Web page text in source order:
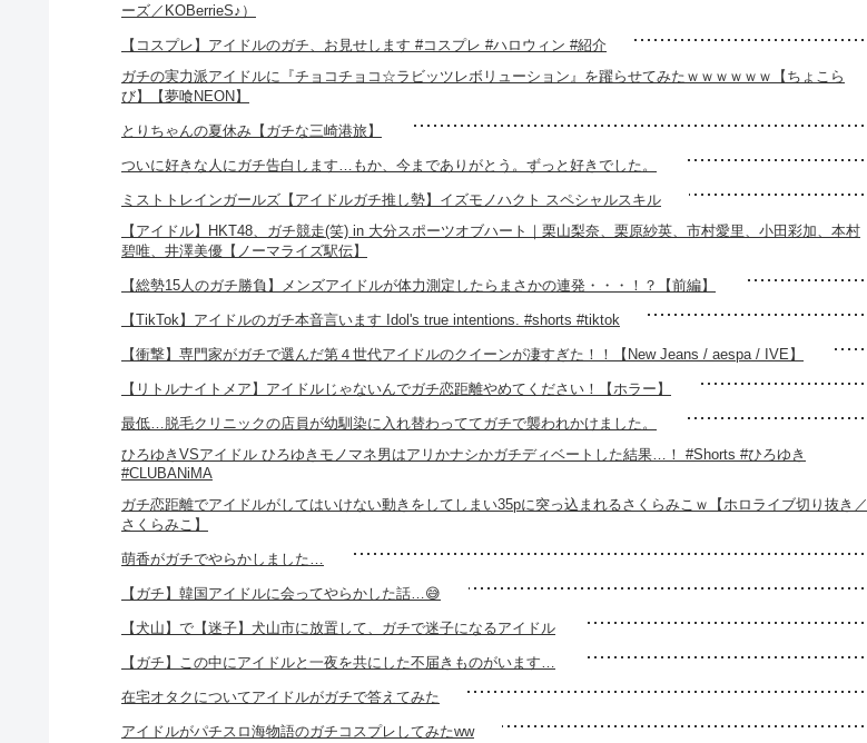
ーズ／KOBerrieS♪）
【コスプレ】アイドルのガチ、お見せします #コスプレ #ハロウィン #紹介
ガチの実力派アイドルに『チョコチョコ☆ラビッツレボリューション』を躍らせてみたｗｗｗｗｗｗ【ちょこら
び】【夢喰NEON】
とりちゃんの夏休み【ガチな三崎港旅】
ついに好きな人にガチ告白します…もか、今までありがとう。ずっと好きでした。
ミストトレインガールズ【アイドルガチ推し勢】イズモノハクト スペシャルスキル
【アイドル】HKT48、ガチ競走(笑) in 大分スポーツオブハート｜栗山梨奈、栗原紗英、市村愛里、小田彩加、本村
碧唯、井澤美優【ノーマライズ駅伝】
【総勢15人のガチ勝負】メンズアイドルが体力測定したらまさかの連発・・・！？【前編】
【TikTok】アイドルのガチ本音言います Idol's true intentions. #shorts #tiktok
【衝撃】専門家がガチで選んだ第４世代アイドルのクイーンが凄すぎた！！【New Jeans / aespa / IVE】
【リトルナイトメア】アイドルじゃないんでガチ恋距離やめてください！【ホラー】
最低…脱毛クリニックの店員が幼馴染に入れ替わっててガチで襲われかけました。
ひろゆきVSアイドル ひろゆきモノマネ男はアリかナシかガチディベートした結果…！ #Shorts #ひろゆき
#CLUBANiMA
ガチ恋距離でアイドルがしてはいけない動きをしてしまい35pに突っ込まれるさくらみこｗ【ホロライブ切り抜き／
さくらみこ】
萌香がガチでやらかしました…
【ガチ】韓国アイドルに会ってやらかした話…😅
【犬山】で【迷子】犬山市に放置して、ガチで迷子になるアイドル
【ガチ】この中にアイドルと一夜を共にした不届きものがいます…
在宅オタクについてアイドルがガチで答えてみた
アイドルがパチスロ海物語のガチコスプレしてみたww